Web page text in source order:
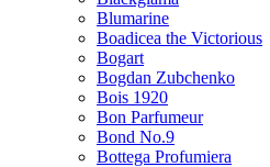
Blumarine
Boadicea the Victorious
Bogart
Bogdan Zubchenko
Bois 1920
Bon Parfumeur
Bond No.9
Bottega Profumiera